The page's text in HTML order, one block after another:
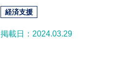
経済支援
掲載日：2024.03.29